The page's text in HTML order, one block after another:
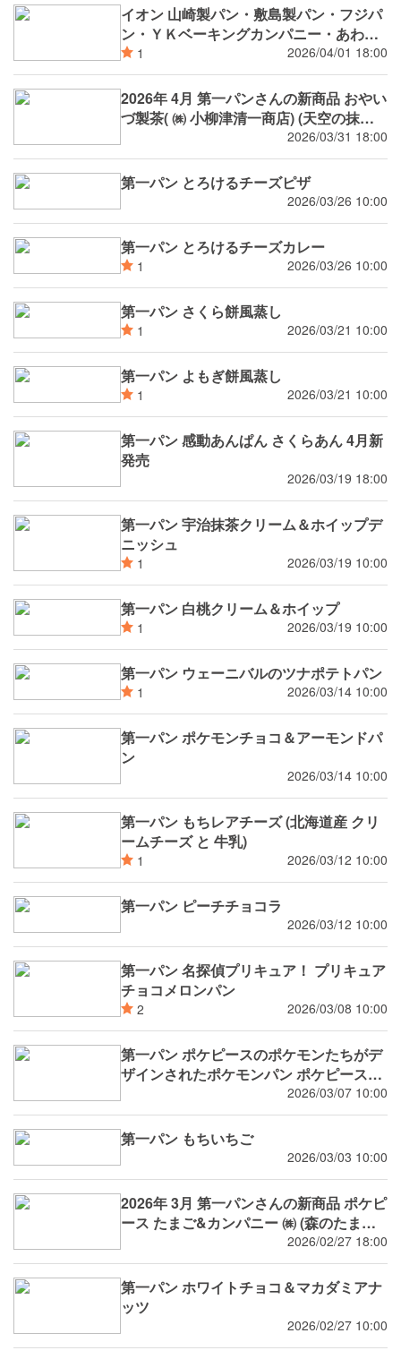
イオン 山崎製パン・敷島製パン・フジパ
ン・ＹＫベーキングカンパニー・あわし
ま堂 協賛企画 春の大ベーカリーフェア２
０２6
1 2026/04/01 18:00
2026年 4月 第一パンさんの新商品 おやい
づ製茶( ㈱ 小柳津清一商店) (天空の抹茶)
㈱ オールハーツ・カンパニー ( Pastel な
めらかプリン ) コラボ等
2026/03/31 18:00
第一パン とろけるチーズピザ
2026/03/26 10:00
第一パン とろけるチーズカレー
1 2026/03/26 10:00
第一パン さくら餅風蒸し
1 2026/03/21 10:00
第一パン よもぎ餅風蒸し
1 2026/03/21 10:00
第一パン 感動あんぱん さくらあん 4月新
発売
2026/03/19 18:00
第一パン 宇治抹茶クリーム＆ホイップデ
ニッシュ
1 2026/03/19 10:00
第一パン 白桃クリーム＆ホイップ
1 2026/03/19 10:00
第一パン ウェーニバルのツナポテトパン
1 2026/03/14 10:00
第一パン ポケモンチョコ＆アーモンドパ
ン
2026/03/14 10:00
第一パン もちレアチーズ (北海道産 クリ
ームチーズ と 牛乳)
1 2026/03/12 10:00
第一パン ピーチチョコラ
2026/03/12 10:00
第一パン 名探偵プリキュア！ プリキュア
チョコメロンパン
2 2026/03/08 10:00
第一パン ポケピースのポケモンたちがデ
ザインされたポケモンパン ポケピースミ
コクリームパン
2026/03/07 10:00
第一パン もちいちご
2026/03/03 10:00
2026年 3月 第一パンさんの新商品 ポケピ
ース たまご&カンパニー ㈱ (森のたまご)
2026/02/27 18:00
第一パン ホワイトチョコ＆マカダミアナ
ッツ
2026/02/27 10:00